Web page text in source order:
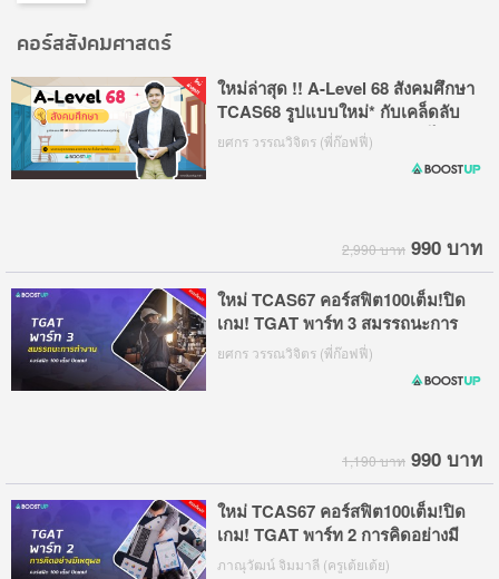
คอร์สสังคมศาสตร์
ใหม่ล่าสุด !! A-Level 68 สังคมศึกษา
TCAS68 รูปแบบใหม่* กับเคล็ดลับ
การทำข้อสอบ ฟ้าดคะแนนฉุดไม่อยู่
ยศกร วรรณวิจิตร (พี่ก๊อฟฟี่)
2,990 บาท 990 บาท
ใหม่ TCAS67 คอร์สฟิต100เต็ม!ปิด
เกม! TGAT พาร์ท 3 สมรรถนะการ
ทำงาน
ยศกร วรรณวิจิตร (พี่ก๊อฟฟี่)
1,190 บาท 990 บาท
ใหม่ TCAS67 คอร์สฟิต100เต็ม!ปิด
เกม! TGAT พาร์ท 2 การคิดอย่างมี
เหตุผล
ภาณุวัฒน์ จิมมาลี (ครูเต้ยเต้ย)